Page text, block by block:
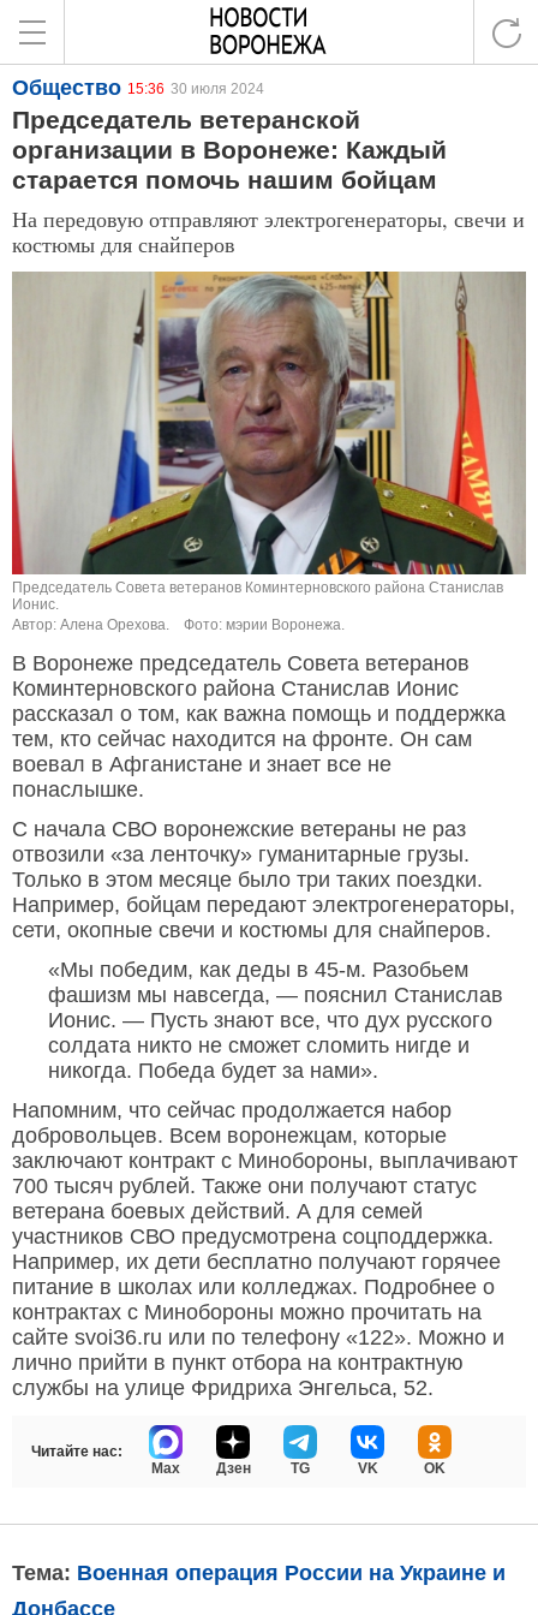
Общество 15:36 30 июля 2024
Председатель ветеранской
организации в Воронеже: Каждый
старается помочь нашим бойцам
На передовую отправляют электрогенераторы, свечи и
костюмы для снайперов
Председатель Совета ветеранов Коминтерновского района Станислав
Ионис.
Автор: Алена Орехова.
Фото: мэрии Воронежа.
В Воронеже председатель Совета ветеранов
Коминтерновского района Станислав Ионис
рассказал о том, как важна помощь и поддержка
тем, кто сейчас находится на фронте. Он сам
воевал в Афганистане и знает все не
понаслышке.
С начала СВО воронежские ветераны не раз
отвозили «за ленточку» гуманитарные грузы.
Только в этом месяце было три таких поездки.
Например, бойцам передают электрогенераторы,
сети, окопные свечи и костюмы для снайперов.
«Мы победим, как деды в 45-м. Разобьем
фашизм мы навсегда, — пояснил Станислав
Ионис. — Пусть знают все, что дух русского
солдата никто не сможет сломить нигде и
никогда. Победа будет за нами».
Напомним, что сейчас продолжается набор
добровольцев. Всем воронежцам, которые
заключают контракт с Минобороны, выплачивают
700 тысяч рублей. Также они получают статус
ветерана боевых действий. А для семей
участников СВО предусмотрена соцподдержка.
Например, их дети бесплатно получают горячее
питание в школах или колледжах. Подробнее о
контрактах с Минобороны можно прочитать на
сайте svoi36.ru или по телефону «122». Можно и
лично прийти в пункт отбора на контрактную
службы на улице Фридриха Энгельса, 52.
Читайте нас:
Max
Дзен TG VK OK
Тема: Военная операция России на Украине и
Донбассе